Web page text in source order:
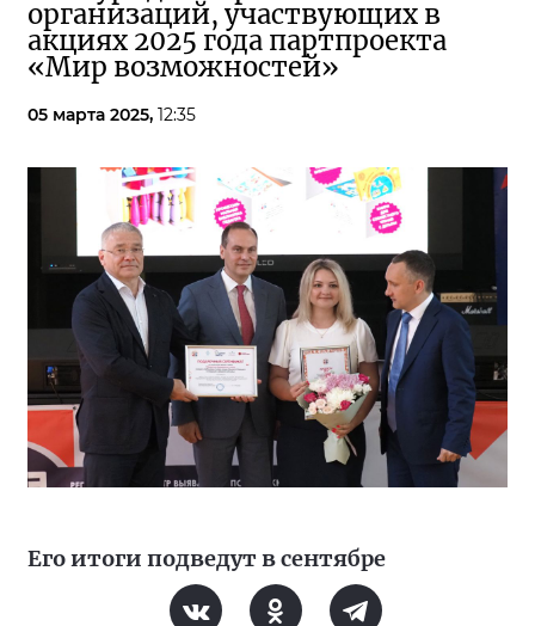
организаций, участвующих в
акциях 2025 года партпроекта
«Мир возможностей»
05 марта 2025, 12:35
Его итоги подведут в сентябре